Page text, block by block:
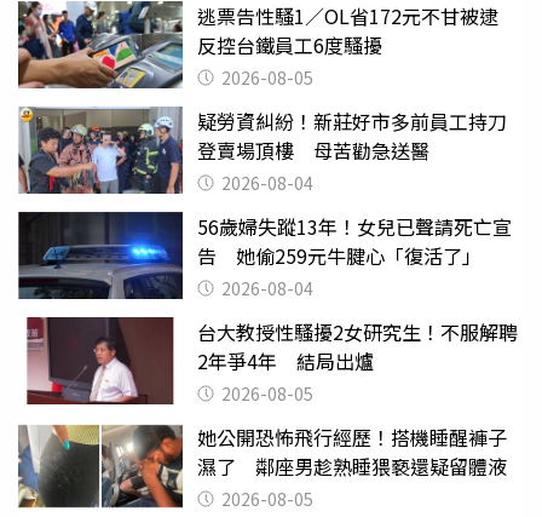
逃票告性騷1／OL省172元不甘被逮
反控台鐵員工6度騷擾
2026-08-05
疑勞資糾紛！新莊好市多前員工持刀
登賣場頂樓 母苦勸急送醫
2026-08-04
56歲婦失蹤13年！女兒已聲請死亡宣
告 她偷259元牛腱心「復活了」
2026-08-04
台大教授性騷擾2女研究生！不服解聘
2年爭4年 結局出爐
2026-08-05
她公開恐怖飛行經歷！搭機睡醒褲子
濕了 鄰座男趁熟睡猥褻還疑留體液
2026-08-05